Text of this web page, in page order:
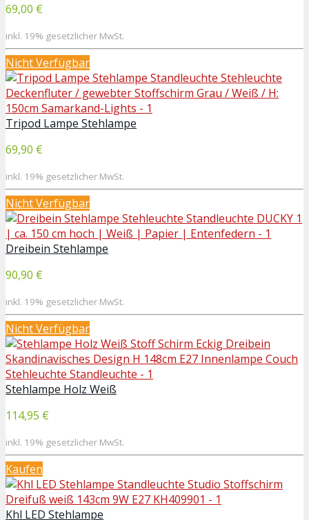
69,00 €
inkl. 19% gesetzlicher MwSt.
Nicht Verfügbar
Tripod Lampe Stehlampe
69,90 €
inkl. 19% gesetzlicher MwSt.
Nicht Verfügbar
Dreibein Stehlampe
90,90 €
inkl. 19% gesetzlicher MwSt.
Nicht Verfügbar
Stehlampe Holz Weiß
114,95 €
inkl. 19% gesetzlicher MwSt.
Kaufen
Khl LED Stehlampe